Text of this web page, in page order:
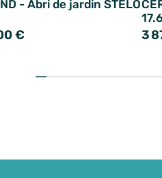
- Abri de jardin STELO
€ 3